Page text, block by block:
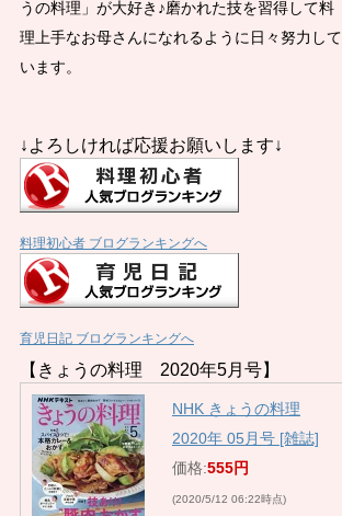
うの料理」が大好き♪磨かれた技を習得して料
理上手なお母さんになれるように日々努力して
います。
↓よろしければ応援お願いします↓
料理初心者 ブログランキングへ
育児日記 ブログランキングへ
【きょうの料理 2020年5月号】
NHK きょうの料理
2020年 05月号 [雑誌]
価格:555円
(2020/5/12 06:22時点)